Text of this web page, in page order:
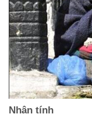
Nhân tính